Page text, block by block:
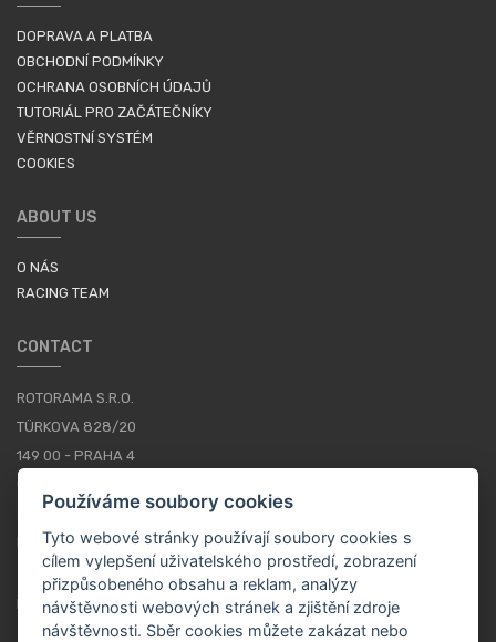
DOPRAVA A PLATBA
OBCHODNÍ PODMÍNKY
OCHRANA OSOBNÍCH ÚDAJŮ
TUTORIÁL PRO ZAČÁTEČNÍKY
VĚRNOSTNÍ SYSTÉM
COOKIES
ABOUT US
O NÁS
RACING TEAM
CONTACT
ROTORAMA S.R.O.
TÜRKOVA 828/20
149 00 - PRAHA 4
+420 252 252 098
PROVOZNÍ DOBA: PONDĚLÍ - PÁTEK, 10-16
KONTAKTY
Používáme soubory cookies
Tyto webové stránky používají soubory cookies s
cílem vylepšení uživatelského prostředí, zobrazení
přizpůsobeného obsahu a reklam, analýzy
návštěvnosti webových stránek a zjištění zdroje
návštěvnosti. Sběr cookies můžete zakázat nebo